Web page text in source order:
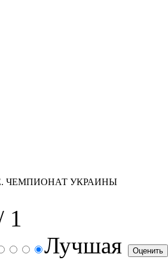
ЧЕМПИОНАТ УКРАИНЫ
1
Лучшая